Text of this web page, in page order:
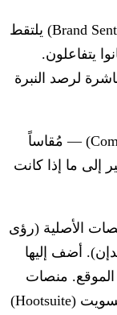
يلتقط
يتفاعلون.
لرصد النبرة
— مُقاساً
إلى ما إذا كانت
الأصلية (رؤى
أضف إليها
إلى الموقع. منصات
إدارة وسائل التواصل الاجتماعي مثل هوتسويت (Hootsuite)